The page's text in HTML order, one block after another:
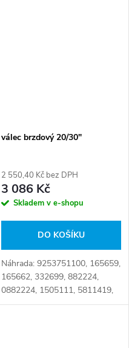
válec brzdový 20/30"
2 550,40 Kč bez DPH
3 086 Kč
Skladem v e-shopu
DO KOŠÍKU
Náhrada: 9253751100, 165659,
165662, 332699, 882224,
0882224, 1505111, 5811419,
58114190, 0544419010,